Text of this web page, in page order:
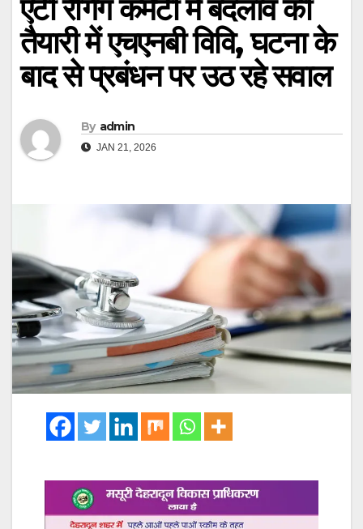
एंटी रैगिंग कमेटी में बदलाव की
तैयारी में एचएनबी विवि, घटना के
बाद से प्रबंधन पर उठ रहे सवाल
By admin
JAN 21, 2026